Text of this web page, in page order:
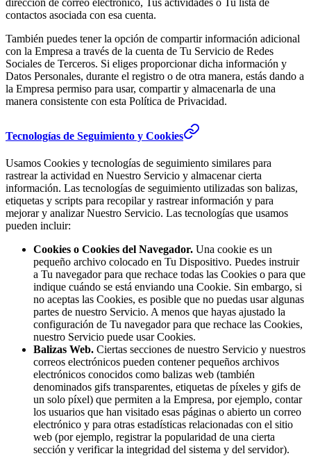
dirección de correo electrónico, Tus actividades o Tu lista de
contactos asociada con esa cuenta.
También puedes tener la opción de compartir información adicional
con la Empresa a través de la cuenta de Tu Servicio de Redes
Sociales de Terceros. Si eliges proporcionar dicha información y
Datos Personales, durante el registro o de otra manera, estás dando a
la Empresa permiso para usar, compartir y almacenarla de una
manera consistente con esta Política de Privacidad.
Tecnologías de Seguimiento y Cookies
Usamos Cookies y tecnologías de seguimiento similares para
rastrear la actividad en Nuestro Servicio y almacenar cierta
información. Las tecnologías de seguimiento utilizadas son balizas,
etiquetas y scripts para recopilar y rastrear información y para
mejorar y analizar Nuestro Servicio. Las tecnologías que usamos
pueden incluir:
Cookies o Cookies del Navegador. Una cookie es un
pequeño archivo colocado en Tu Dispositivo. Puedes instruir
a Tu navegador para que rechace todas las Cookies o para que
indique cuándo se está enviando una Cookie. Sin embargo, si
no aceptas las Cookies, es posible que no puedas usar algunas
partes de nuestro Servicio. A menos que hayas ajustado la
configuración de Tu navegador para que rechace las Cookies,
nuestro Servicio puede usar Cookies.
Balizas Web. Ciertas secciones de nuestro Servicio y nuestros
correos electrónicos pueden contener pequeños archivos
electrónicos conocidos como balizas web (también
denominados gifs transparentes, etiquetas de píxeles y gifs de
un solo píxel) que permiten a la Empresa, por ejemplo, contar
los usuarios que han visitado esas páginas o abierto un correo
electrónico y para otras estadísticas relacionadas con el sitio
web (por ejemplo, registrar la popularidad de una cierta
sección y verificar la integridad del sistema y del servidor).